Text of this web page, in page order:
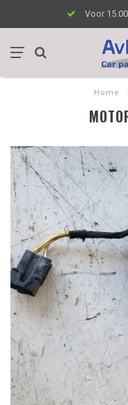
Voor
Home /